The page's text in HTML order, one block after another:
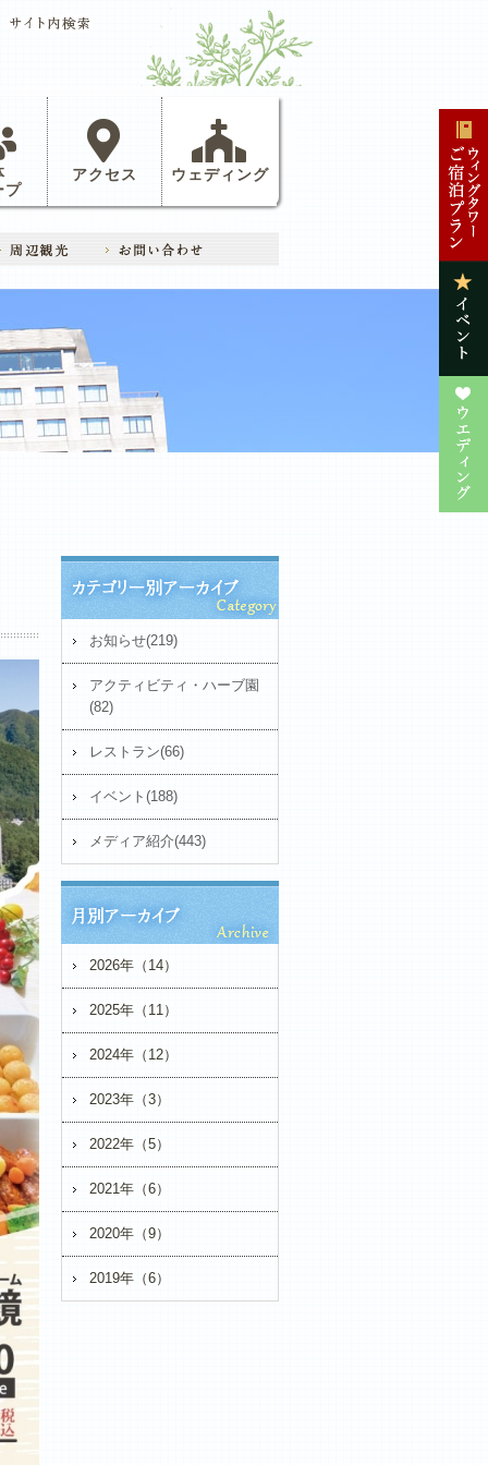
プ
アクセス ウェディング
お知らせ(219)
アクティビティ・ハーブ園
(82)
レストラン(66)
イベント(188)
メディア紹介(443)
2026年（14）
2025年（11）
2024年（12）
2023年（3）
2022年（5）
2021年（6）
2020年（9）
2019年（6）